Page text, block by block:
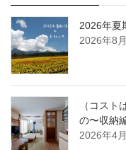
2026年夏
2026年8
（コスト
の〜収納
2026年4